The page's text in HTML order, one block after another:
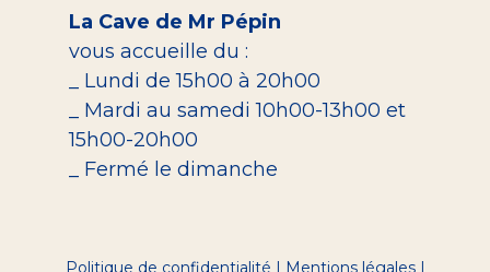
La Cave de Mr Pépin
vous accueille du :
_ Lundi de 15h00 à 20h00
_ Mardi au samedi 10h00-13h00 et
15h00-20h00
_ Fermé le dimanche
Politique de confidentialité | Mentions légales|